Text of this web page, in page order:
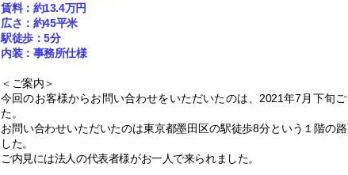
賃料：約13.4万円
広さ：約45平米
駅徒歩：5分
内装：事務所仕様
＜ご案内＞
今回のお客様からお問い合わせをいただいたのは、2021年7 月下旬
た。
お問い合わせいただいたのは東京都墨田区の駅徒歩8分という１階の
した。
ご内見には法人の代表者様がお一人で来られました。